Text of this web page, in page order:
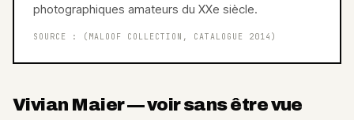
photographiques amateurs du XXe siècle.
SOURCE : (MALOOF COLLECTION, CATALOGUE 2014)
Vivian Maier — voir sans être vue